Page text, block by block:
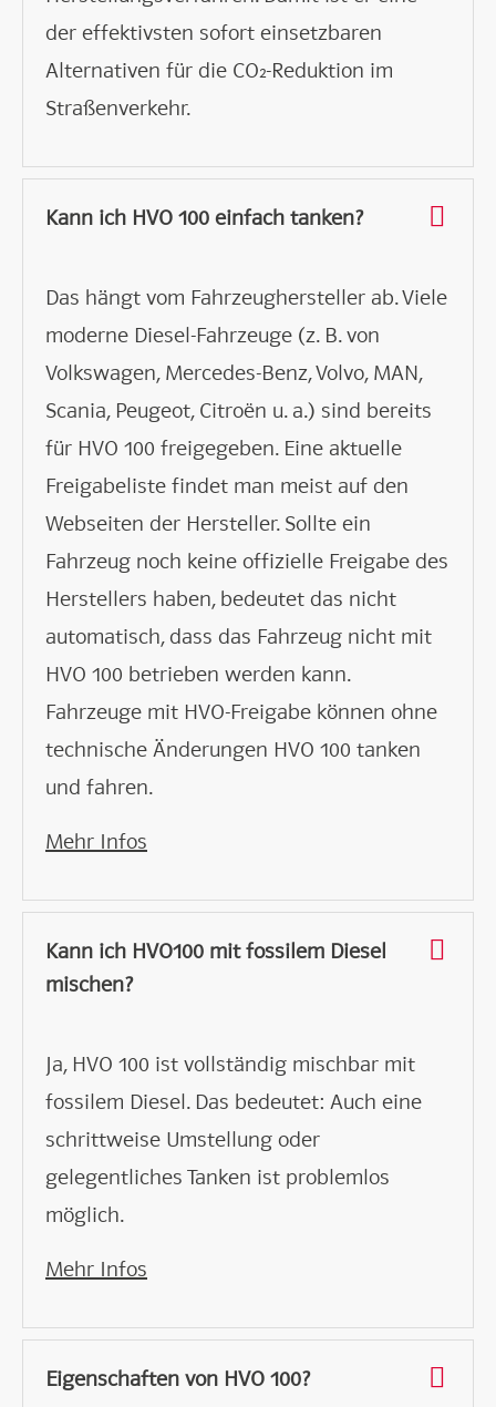
der effektivsten sofort einsetzbaren
Alternativen für die CO₂-Reduktion im
Straßenverkehr.
Kann ich HVO 100 einfach tanken?
Das hängt vom Fahrzeughersteller ab. Viele
moderne Diesel-Fahrzeuge (z. B. von
Volkswagen, Mercedes-Benz, Volvo, MAN,
Scania, Peugeot, Citroën u. a.) sind bereits
für HVO 100 freigegeben. Eine aktuelle
Freigabeliste findet man meist auf den
Webseiten der Hersteller. Sollte ein
Fahrzeug noch keine offizielle Freigabe des
Herstellers haben, bedeutet das nicht
automatisch, dass das Fahrzeug nicht mit
HVO 100 betrieben werden kann.
Fahrzeuge mit HVO-Freigabe können ohne
technische Änderungen HVO 100 tanken
und fahren.
Mehr Infos
Kann ich HVO100 mit fossilem Diesel
mischen?
Ja, HVO 100 ist vollständig mischbar mit
fossilem Diesel. Das bedeutet: Auch eine
schrittweise Umstellung oder
gelegentliches Tanken ist problemlos
möglich.
Mehr Infos
Eigenschaften von HVO 100?